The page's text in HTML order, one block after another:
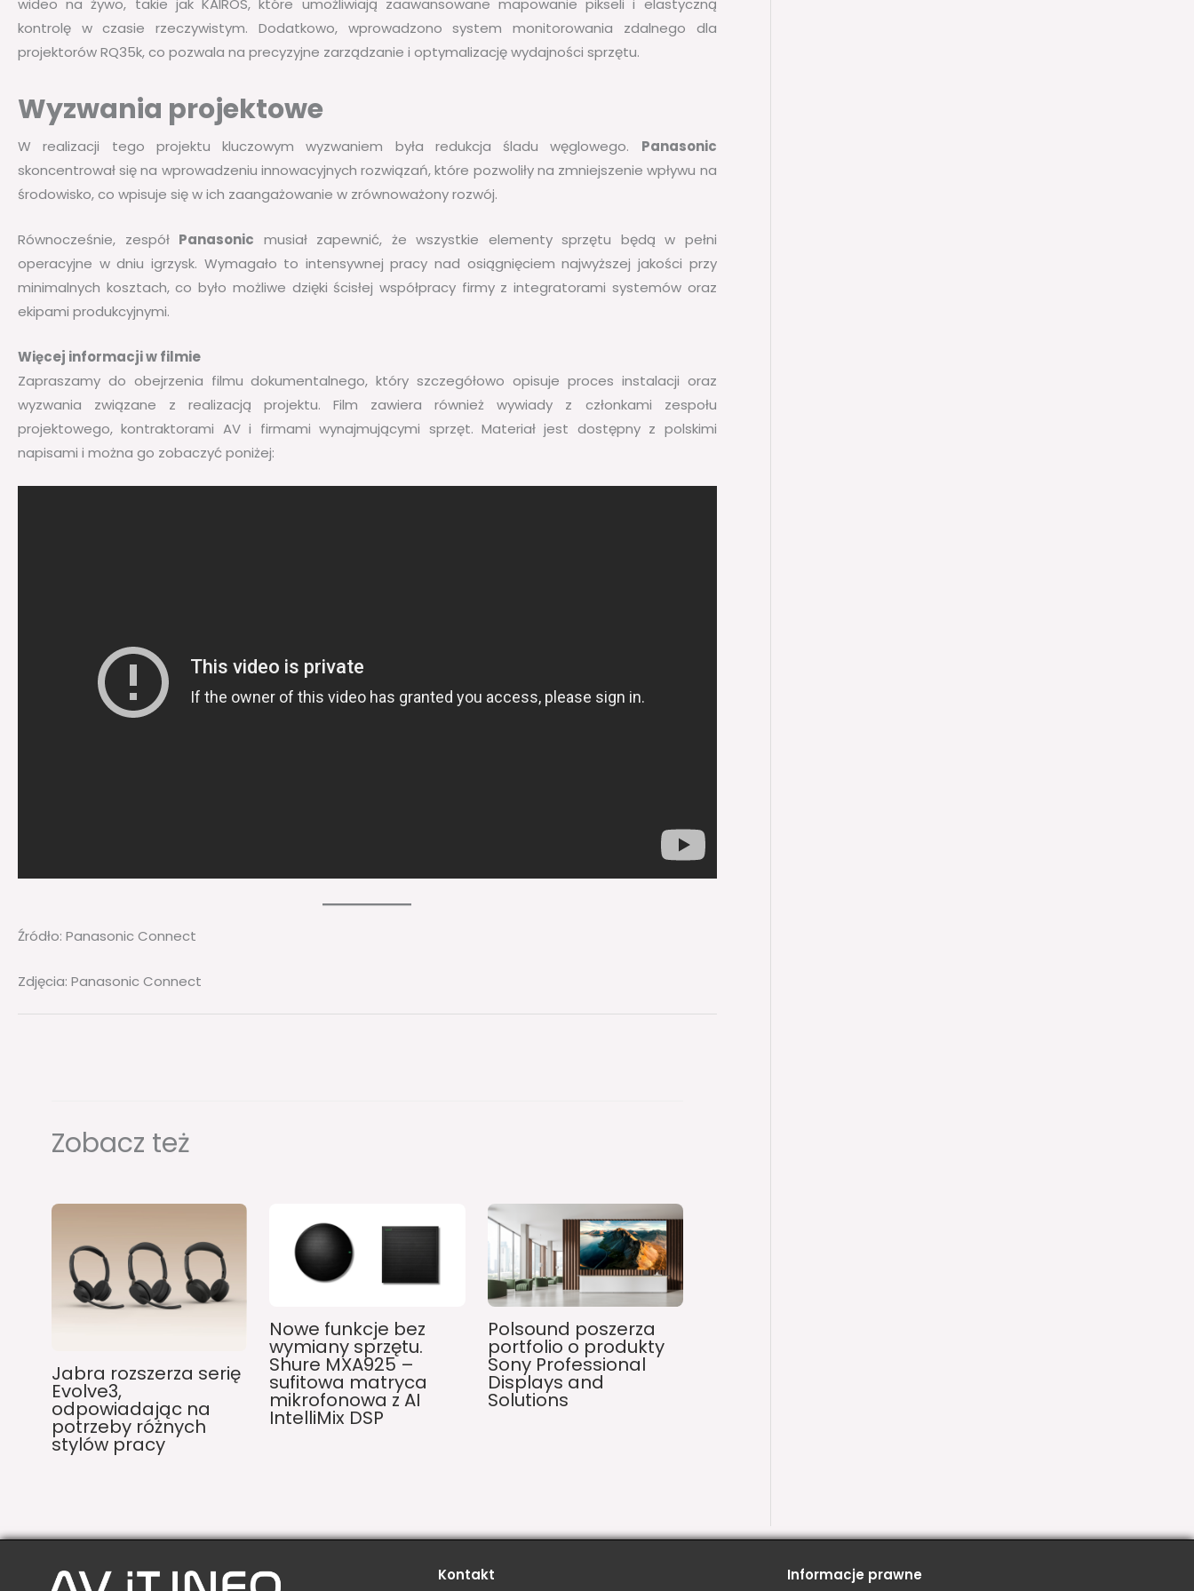
kontrolę w czasie rzeczywistym. Dodatkowo, wprowadzono system monitorowania zdalnego dla
projektorów RQ35k, co pozwala na precyzyjne zarządzanie i optymalizację wydajności sprzętu.
Wyzwania projektowe
W realizacji tego projektu kluczowym wyzwaniem była redukcja śladu węglowego. Panasonic
skoncentrował się na wprowadzeniu innowacyjnych rozwiązań, które pozwoliły na zmniejszenie wpływu na
środowisko, co wpisuje się w ich zaangażowanie w zrównoważony rozwój.
Równocześnie, zespół Panasonic musiał zapewnić, że wszystkie elementy sprzętu będą w pełni
operacyjne w dniu igrzysk. Wymagało to intensywnej pracy nad osiągnięciem najwyższej jakości przy
minimalnych kosztach, co było możliwe dzięki ścisłej współpracy firmy z integratorami systemów oraz
ekipami produkcyjnymi.
Więcej informacji w filmie
Zapraszamy do obejrzenia filmu dokumentalnego, który szczegółowo opisuje proces instalacji oraz
wyzwania związane z realizacją projektu. Film zawiera również wywiady z członkami zespołu
projektowego, kontraktorami AV i firmami wynajmującymi sprzęt. Materiał jest dostępny z polskimi
napisami i można go zobaczyć poniżej:
Źródło: Panasonic Connect
Zdjęcia: Panasonic Connect
Zobacz też
Jabra rozszerza serię
Evolve3,
odpowiadając na
potrzeby różnych
stylów pracy
Nowe funkcje bez
wymiany sprzętu.
Shure MXA925 –
sufitowa matryca
mikrofonowa z AI
IntelliMix DSP
Polsound poszerza
portfolio o produkty
Sony Professional
Displays and
Solutions
Kontakt Informacje prawne